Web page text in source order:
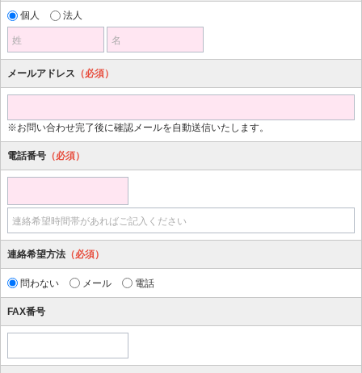
個人 法人
姓 名
メールアドレス （必須）
※お問い合わせ完了後に確認メールを自動送信いたします。
電話番号 （必須）
連絡希望時間帯があればご記入ください
連絡希望方法 （必須）
問わない メール 電話
FAX番号